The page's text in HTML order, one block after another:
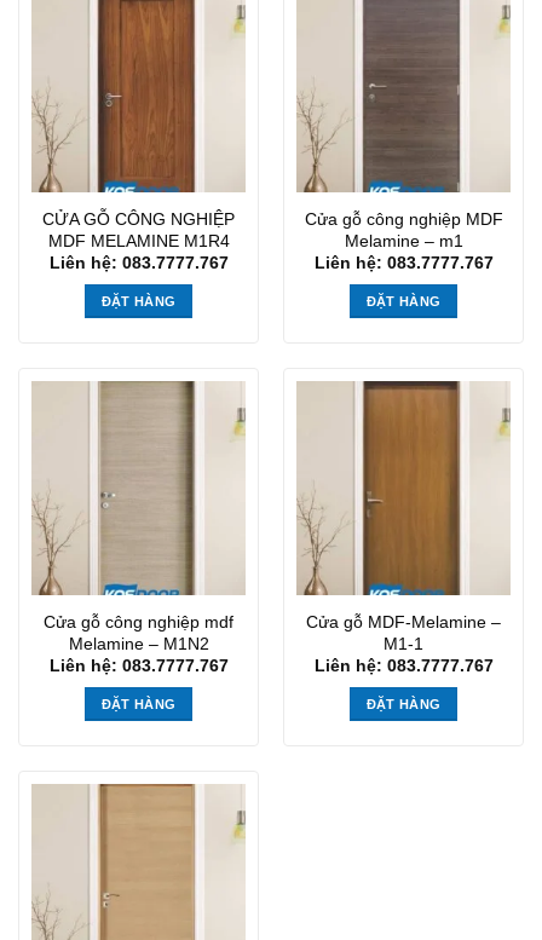
CỬA GỖ CÔNG NGHIỆP
MDF MELAMINE M1R4
Liên hệ: 083.7777.767
ĐẶT HÀNG
Cửa gỗ công nghiệp MDF
Melamine – m1
Liên hệ: 083.7777.767
ĐẶT HÀNG
Cửa gỗ công nghiệp mdf
Melamine – M1N2
Liên hệ: 083.7777.767
ĐẶT HÀNG
Cửa gỗ MDF-Melamine –
M1-1
Liên hệ: 083.7777.767
ĐẶT HÀNG